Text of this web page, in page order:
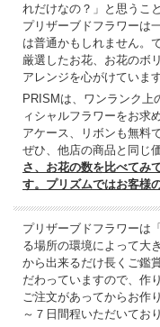
れだけなの？」と思うこ
プリザーブドフラワーは
は普通かもしれません。
厳選したお花、お花のボ
アレンジを心がけています
PRISMは、ワンランク上
ィシャルフラワーをお求
アケース、リボンも無料
ぜひ、他店の商品と同じ
さ、お花の数を比べてみ
す。プリズムではお客様
プリザーブドフラワーは
る場所の環境によって大
から出来るだけ長くご鑑
だわっていますので、作
ご注文があってからお作
～７日間程いただいてお